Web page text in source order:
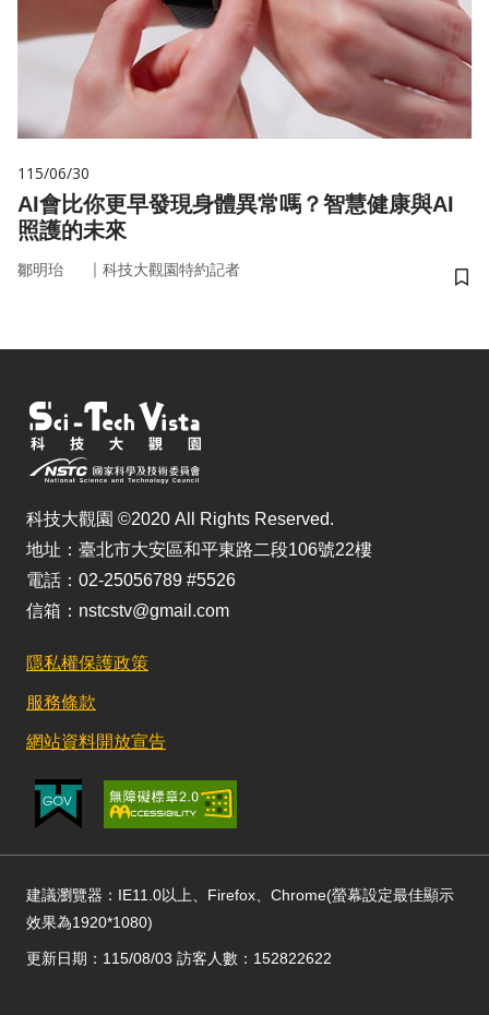
115/06/30
AI會比你更早發現身體異常嗎？智慧健康與AI
照護的未來
鄒明珆 ｜ 科技大觀園特約記者
儲
科技大觀園 ©2020 All Rights Reserved.
地址：臺北市大安區和平東路二段106號22樓
電話：02-25056789 #5526
信箱：nstcstv@gmail.com
隱私權保護政策
服務條款
網站資料開放宣告
建議瀏覽器：IE11.0以上、Firefox、Chrome(螢幕設定最佳顯示
效果為1920*1080)
更新日期：115/08/03 訪客人數：152822622